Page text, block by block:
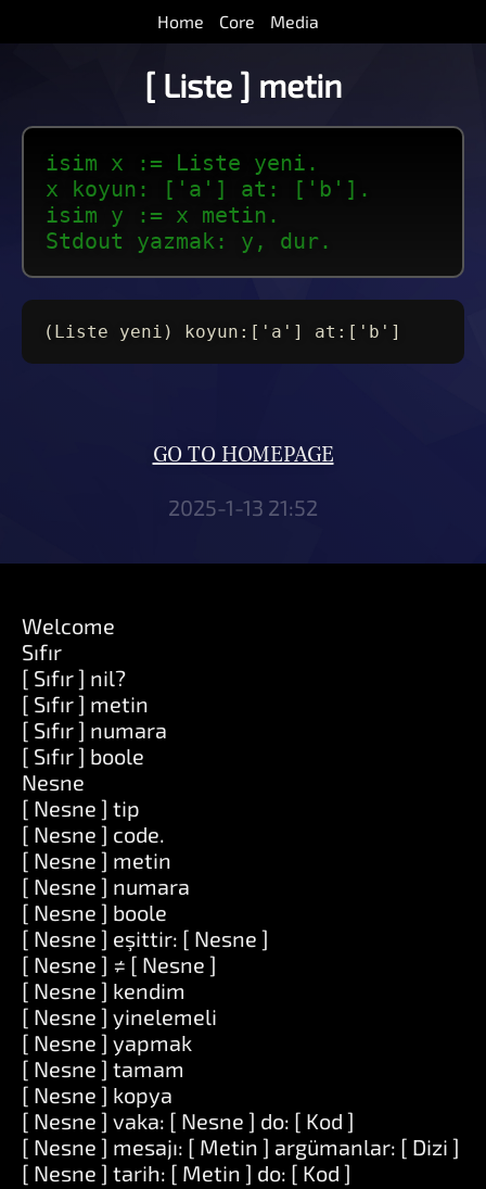
Home Core Media
[ Liste ] metin
isim x := Liste yeni.
x koyun: ['a'] at: ['b'].
isim y := x metin.
Stdout yazmak: y, dur.
(Liste yeni) koyun:['a'] at:['b']
GO TO HOMEPAGE
2025-1-13 21:52
Welcome
Sıfır
[ Sıfır ] nil?
[ Sıfır ] metin
[ Sıfır ] numara
[ Sıfır ] boole
Nesne
[ Nesne ] tip
[ Nesne ] code.
[ Nesne ] metin
[ Nesne ] numara
[ Nesne ] boole
[ Nesne ] eşittir: [ Nesne ]
[ Nesne ] ≠ [ Nesne ]
[ Nesne ] kendim
[ Nesne ] yinelemeli
[ Nesne ] yapmak
[ Nesne ] tamam
[ Nesne ] kopya
[ Nesne ] vaka: [ Nesne ] do: [ Kod ]
[ Nesne ] mesajı: [ Metin ] argümanlar: [ Dizi ]
[ Nesne ] tarih: [ Metin ] do: [ Kod ]